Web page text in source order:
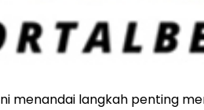
menandai langkah penting